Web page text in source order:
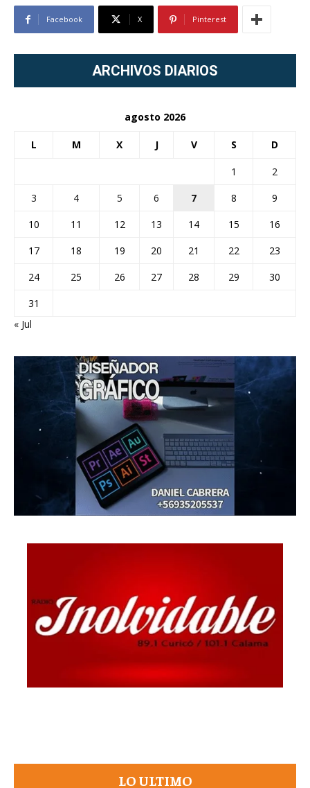
Facebook X Pinterest
ARCHIVOS DIARIOS
agosto 2026
L M X J V S D
1
2
3
4 5 6 7 8
9
10
11 12 13 14 15
16
17
18 19 20 21 22
23
24
25 26 27 28 29
30
31
« Jul
LO ULTIMO